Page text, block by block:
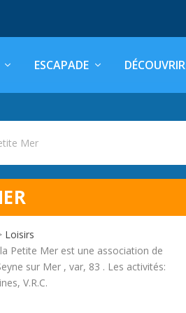
ESCAPADE DÉCOUVRIR
Mer
Loisirs
Petite Mer est une association de
sur Mer , var, 83 . Les activités:
V.R.C.